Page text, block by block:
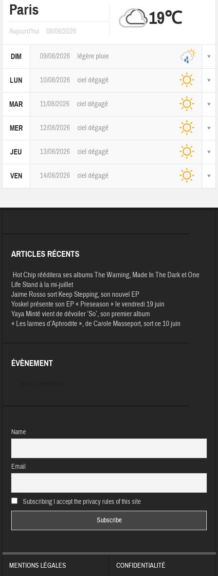
Paris
Aujourd'hui 08/08/2026
19℃
DIM 09/08/2026 légère pluie
LUN 10/08/2026 ciel dégagé
MAR 11/08/2026 ciel dégagé
MER 12/08/2026 ciel dégagé
JEU 13/08/2026 ciel dégagé
VEN 14/08/2026 ciel dégagé
ARTICLES RÉCENTS
Hot Chip rééditera ses albums The Warning, Made In The Dark et One
Life Stand à la mi-juillet
Jaime Rosso sort Keep Stepping, son nouvel EP
Yoskel présente son EP « Preseason » le vendredi 19 juin
Yaya Minté vient de dévoiler ‘So’, son premier album
« Les larmes d’Aphrodite », de Carole Masseport, sort ce 10 juin
ÉVÈNEMENT
Name
Email
Subscribing I accept the privacy rules of this site
MENTIONS LÉGALES CONFIDENTIALITÉ